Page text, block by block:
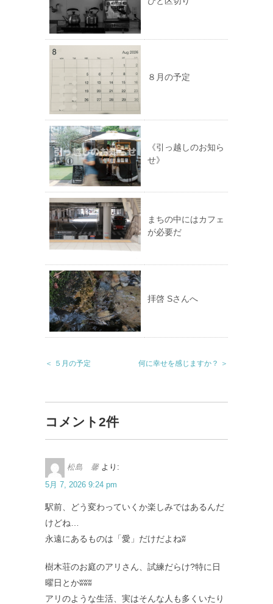
８月の予定
《引っ越しのお知ら
せ》
まちの中にはカフェ
が必要だ
拝啓 Sさんへ
＜ ５月の予定 何に幸せを感じますか？ ＞
コメント2件
松島 馨 より:
5月 7, 2026 9:24 pm
駅前、どう変わっていくか楽しみではあるんだ
けどね…
永遠にあるものは「愛」だけだよねʬ
樹木荘のお庭のアリさん、試練だらけ?特に日
曜日とかʬʬʬ
アリのような生活、実はそんな人も多くいたり